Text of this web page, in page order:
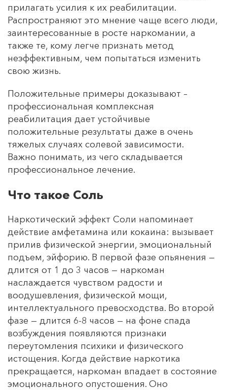
прилагать усилия к их реабилитации.
Распространяют это мнение чаще всего люди,
заинтересованные в росте наркомании, а
также те, кому легче признать метод
неэффективным, чем попытаться изменить
свою жизнь.
Положительные примеры доказывают –
профессиональная комплексная
реабилитация дает устойчивые
положительные результаты даже в очень
тяжелых случаях солевой зависимости.
Важно понимать, из чего складывается
профессиональное лечение.
Что такое Соль
Наркотический эффект Соли напоминает
действие амфетамина или кокаина: вызывает
прилив физической энергии, эмоциональный
подъем, эйфорию. В первой фазе опьянения —
длится от 1 до 3 часов — наркоман
наслаждается чувством радости и
воодушевления, физической мощи,
интеллектуального превосходства. Во второй
фазе — длится 6-8 часов — на фоне спада
возбуждения появляются признаки
переутомления психики и физического
истощения. Когда действие наркотика
прекращается, наркоман впадает в состояние
эмоционального опустошения. Оно